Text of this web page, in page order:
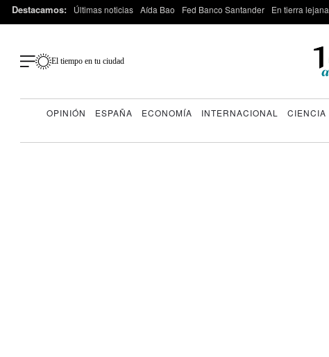
Destacamos: Últimas noticias Aída Bao Fed Banco Santander En tierra lejana
El tiempo en tu ciudad
OPINIÓN ESPAÑA ECONOMÍA INTERNACIONAL CIENCIA